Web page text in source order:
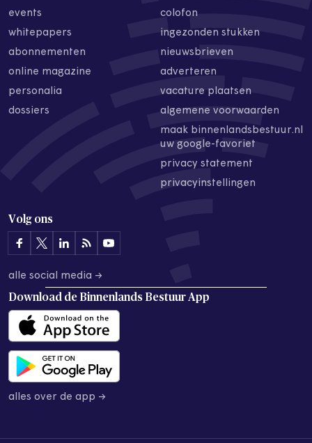
events
whitepapers
abonnementen
online magazine
personalia
dossiers
colofon
ingezonden stukken
nieuwsbrieven
adverteren
vacature plaatsen
algemene voorwaarden
maak binnenlandsbestuur.nl
uw google-favoriet
privacy statement
privacyinstellingen
Volg ons
alle social media →
Download de Binnenlands Bestuur App
alles over de app →